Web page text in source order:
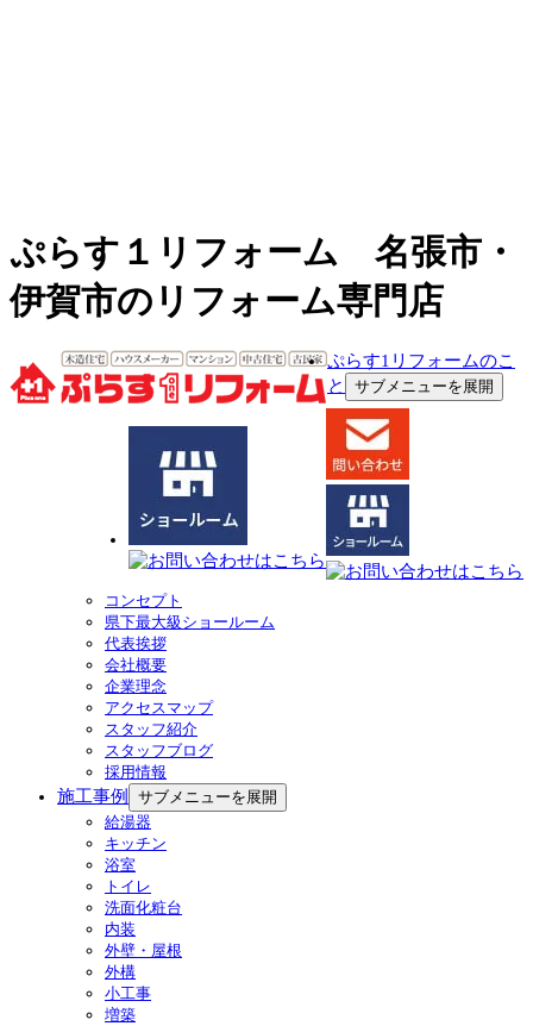
ぷらす１リフォーム 名張市・
伊賀市のリフォーム専門店
ぷらす1リフォームのこ
と
サブメニューを展開
コンセプト
県下最大級ショールーム
代表挨拶
会社概要
企業理念
アクセスマップ
スタッフ紹介
スタッフブログ
採用情報
施工事例
サブメニューを展開
給湯器
キッチン
浴室
トイレ
洗面化粧台
内装
外壁・屋根
外構
小工事
増築